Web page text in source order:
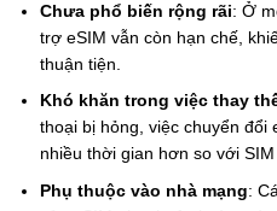
Chưa phổ biến rộng rãi: Ở
trợ eSIM vẫn còn hạn chế,
thuận tiện.
Khó khăn trong việc thay
thoại bị hỏng, việc chuyển đổi
nhiều thời gian hơn so với SIM
Phụ thuộc vào nhà mạng: